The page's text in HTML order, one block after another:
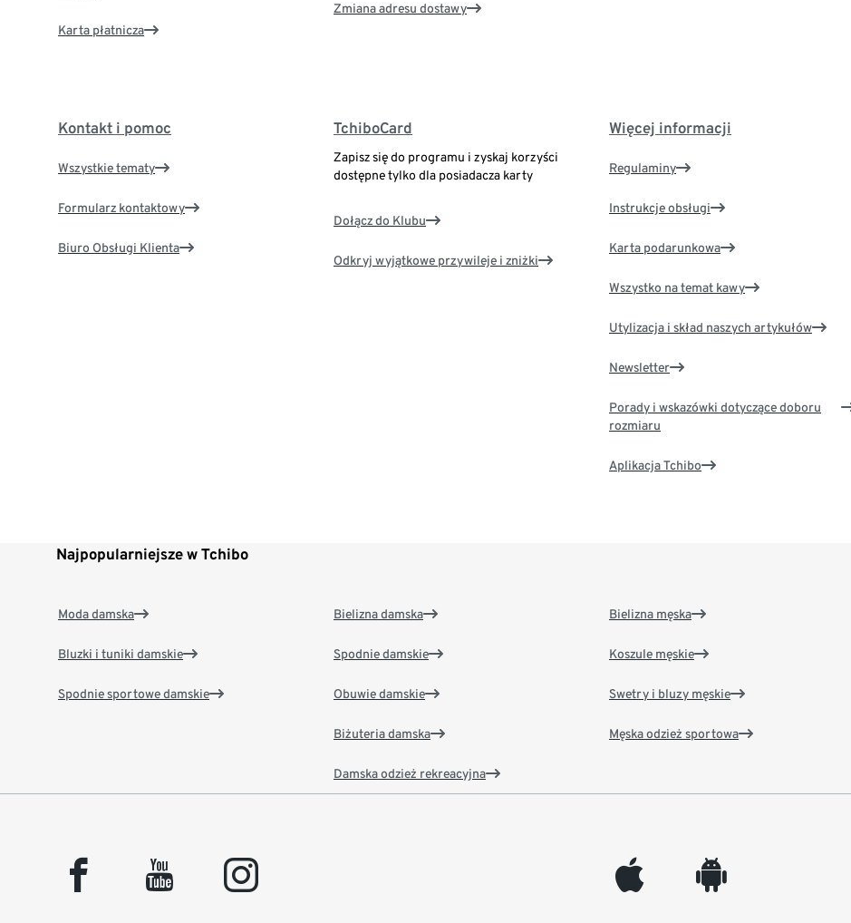
Karta płatnicza
Zmiana adresu dostawy
Kontakt i pomoc
Wszystkie tematy
Formularz kontaktowy
Biuro Obsługi Klienta
TchiboCard
Zapisz się do programu i zyskaj korzyści
dostępne tylko dla posiadacza karty
Dołącz do Klubu
Odkryj wyjątkowe przywileje i zniżki
Więcej informacji
Regulaminy
Instrukcje obsługi
Karta podarunkowa
Wszystko na temat kawy
Utylizacja i skład naszych artykułów
Newsletter
Porady i wskazówki dotyczące doboru
rozmiaru
Aplikacja Tchibo
Najpopularniejsze w Tchibo
Moda damska
Bluzki i tuniki damskie
Spodnie sportowe damskie
Bielizna damska
Spodnie damskie
Obuwie damskie
Biżuteria damska
Damska odzież rekreacyjna
Bielizna męska
Koszule męskie
Swetry i bluzy męskie
Męska odzież sportowa
facebook youtube instagram appleinc android